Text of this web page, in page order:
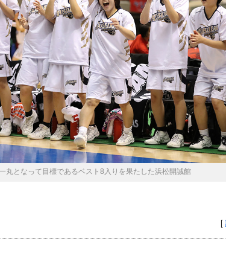
丸となって目標であるベスト8入りを果たした浜松開誠館
[